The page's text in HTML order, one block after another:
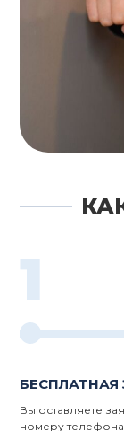
1
БЕСПЛАТНАЯ
Вы оставляете
номеру телефона